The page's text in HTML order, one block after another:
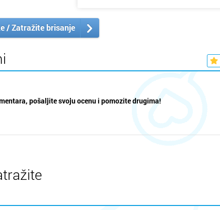
/ Zatražite brisanje
pošaljite svoju ocenu i pomozite drugima!